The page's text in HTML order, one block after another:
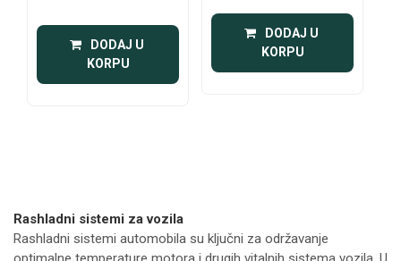
DODAJ U
KORPU
DODAJ U
KORPU
Rashladni sistemi za vozila
Rashladni sistemi automobila su ključni za održavanje